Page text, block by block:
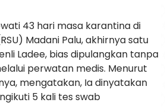
43 hari masa karantina di
Madani Palu, akhirnya satu
Ladee, bias dipulangkan tanpa
perwatan medis. Menurut
mengatakan, Ia dinyatakan
5 kali tes swab